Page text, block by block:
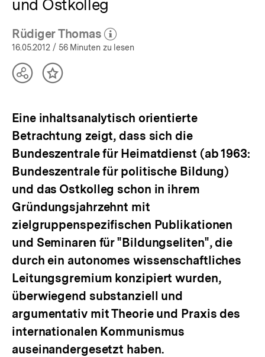
und Ostkolleg
Rüdiger Thomas
(Mehr zum Autor)
öffnen
16.05.2012 / 56 Minuten zu lesen
TeilenInhalt
Eine inhaltsanalytisch orientierte
Betrachtung zeigt, dass sich die
Bundeszentrale für Heimatdienst (ab 1963:
Bundeszentrale für politische Bildung)
und das Ostkolleg schon in ihrem
Gründungsjahrzehnt mit
zielgruppenspezifischen Publikationen
und Seminaren für "Bildungseliten", die
durch ein autonomes wissenschaftliches
Leitungsgremium konzipiert wurden,
überwiegend substanziell und
argumentativ mit Theorie und Praxis des
internationalen Kommunismus
auseinandergesetzt haben.